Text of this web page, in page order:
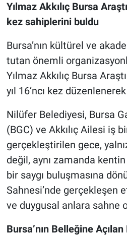
Yılmaz Akkılıç Bursa
kez sahiplerini buldu
Bursa’nın kültürel ve
tutan önemli
Yılmaz Akkılıç Bursa
yıl 16’ncı kez
Nilüfer Belediyesi, Bursa
(BGC) ve Akkılıç Ailesi iş
gerçekleştirilen gece,
değil, aynı zamanda
bir saygı buluşmasına
Sahnesi’nde gerçekleşen
ve duygusal anlara sahne
Bursa’nın Belleğine Açılan
Magazin
Siyaset
Yaşam
Nöbetçi Eczaneler